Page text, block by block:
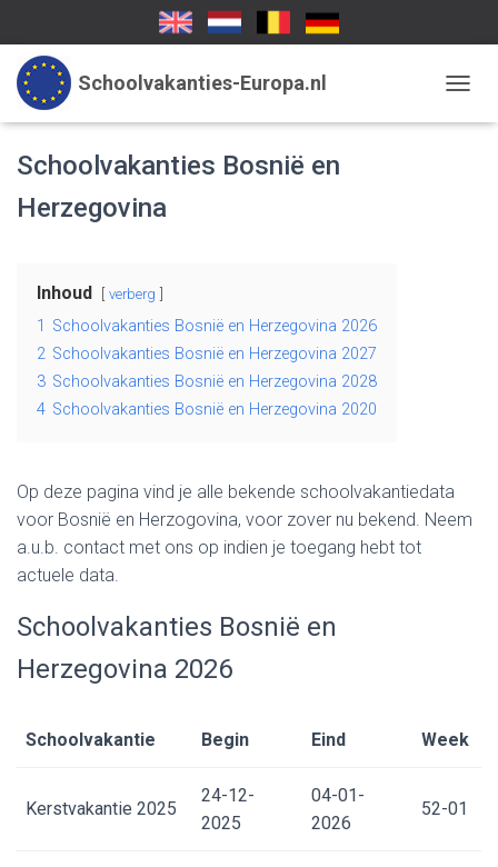
Schoolvakanties-Europa.nl
Schoolvakanties Bosnië en
Herzegovina
Inhoud verberg
1
Schoolvakanties Bosnië en Herzegovina 2026
2 Schoolvakanties Bosnië en Herzegovina 2027
3 Schoolvakanties Bosnië en Herzegovina 2028
4 Schoolvakanties Bosnië en Herzegovina 2020
Op deze pagina vind je alle bekende schoolvakantiedata
voor Bosnië en Herzogovina, voor zover nu bekend. Neem
a.u.b. contact met ons op indien je toegang hebt tot
actuele data.
Schoolvakanties Bosnië en
Herzegovina 2026
Schoolvakantie Begin Eind Week
Kerstvakantie 2025
24-12-
2025
04-01-
2026
52-01